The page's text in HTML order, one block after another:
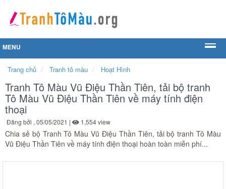
MENU
Trang chủ Tranh tô màu Hoạt Hình
Tranh Tô Màu Vũ Điệu Thần Tiên, tải bộ tranh
Tô Màu Vũ Điệu Thần Tiên về máy tính điện
thoại
Đăng bởi , 05/05/2021 | 1,554 view
Chia sẻ bộ Tranh Tô Màu Vũ Điệu Thần Tiên, tải bộ tranh Tô Màu
Vũ Điệu Thần Tiên về máy tính điện thoại hoàn toàn miễn phí...